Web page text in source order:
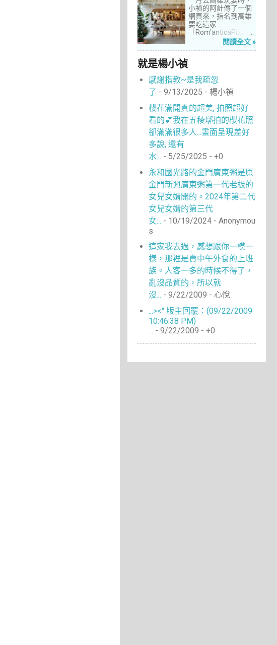
小禎的阿計傳了一個
網頁來，指名到高雄
要吃這家
「Rom'anticaPizza
羅馬披薩」，看了圖
少披薩店，一字排開
的各式披薩看起來琳
瑯滿目，走進店內就
能點上一塊喜愛的口
味大快朵頤，真的好
懷念啊！沒想到台灣
也有類似的披薩店。
走！就到高雄吃披薩
閱讀全文 »
就是楊小禎
感謝指教~是我疏忽
了 - 9/13/2025 - 楊小禎
櫻花滿開真的超美, 拍照超好
看的💕我在五稜墎拍的櫻花照
郤滿滿很多人...畫面呈現差好
多說, 還有
水... - 5/25/2025 - +0
永和國光路的金門廣東粥是原
金門新興廣東粥第一代老板的
女兒女婿開的。2024年第二代
女兒女婿的第三代
女... - 10/19/2024 - Anonymou
s
這家我去過，感想跟你一模一
樣，那裡是賣中午外食的上班
族。人客一多的時候不得了，
亂沒品質的，所以就
沒... - 9/22/2009 - 心悅
...><" 版主回覆：(09/22/2009
10:46:38 PM)
... - 9/22/2009 - +0